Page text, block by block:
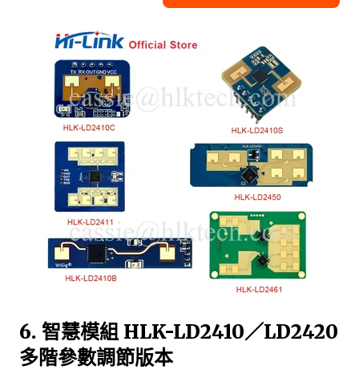
6. 智慧模組 HLK-LD2410／LD2420
多階參數調節版本